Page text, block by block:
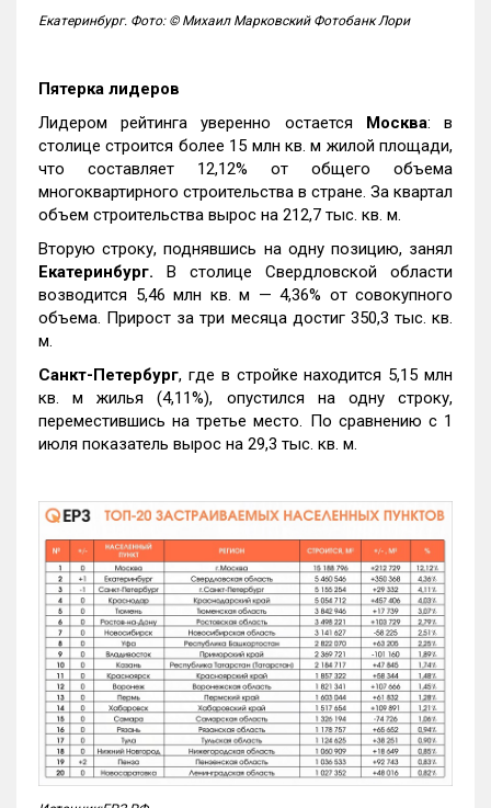
Екатеринбург. Фото: © Михаил Марковский Фотобанк Лори
Пятерка лидеров
Лидером рейтинга уверенно остается Москва: в
столице строится более 15 млн кв. м жилой площади,
что составляет 12,12% от общего объема
многоквартирного строительства в стране. За квартал
объем строительства вырос на 212,7 тыс. кв. м.
Вторую строку, поднявшись на одну позицию, занял
Екатеринбург. В столице Свердловской области
возводится 5,46 млн кв. м — 4,36% от совокупного
объема. Прирост за три месяца достиг 350,3 тыс. кв.
м.
Санкт-Петербург, где в стройке находится 5,15 млн
кв. м жилья (4,11%), опустился на одну строку,
переместившись на третье место. По сравнению с 1
июля показатель вырос на 29,3 тыс. кв. м.